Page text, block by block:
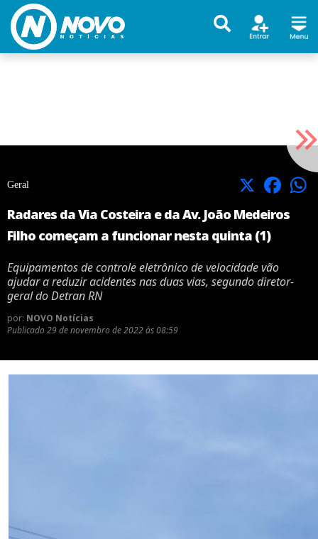
Geral X Facebook
Radares da Via Costeira e da Av. João Medeiros
Filho começam a funcionar nesta quinta (1)
Equipamentos de controle eletrônico de velocidade vão
ajudar a reduzir acidentes nas duas vias, segundo diretor-
geral do Detran RN
por: NOVO Notícias
Publicado 29 de novembro de 2022 às 08:59